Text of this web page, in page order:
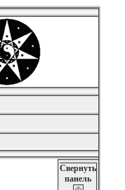
Свернуть
панель